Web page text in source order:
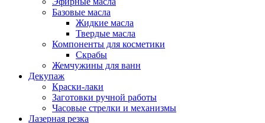
Базовые масла
Жидкие масла
Твердые масла
Компоненты для косметики
Скрабы
Жемчужины для ванн
Декупаж
Краски-лаки
Заготовки ручной работы
Часовые стрелки и механизмы
Лазерная резка